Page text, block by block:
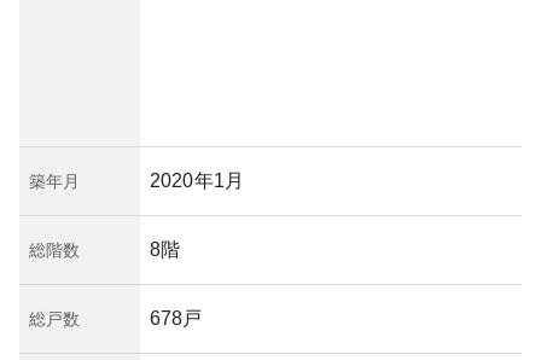
築年月 2020年1月
総階数 8階
総戸数 678戸